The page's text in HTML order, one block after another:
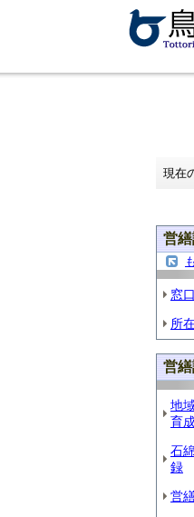
現在
営
窓
所
営
地
育
石
録
営